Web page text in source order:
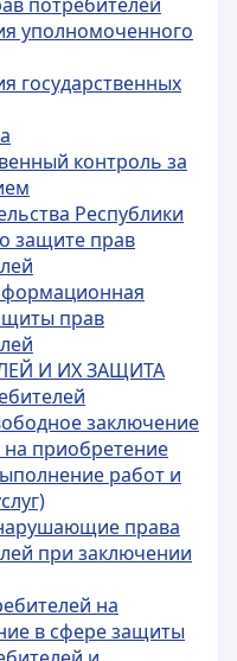
уполномоченного
государственных
контроль за
Республики
защите прав
прав
И ИХ ЗАЩИТА
заключение
приобретение
работ и
права
при заключении
на
в сфере защиты